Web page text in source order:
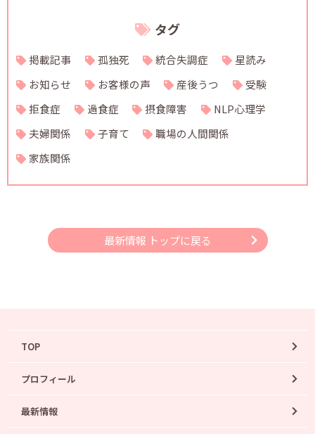
タグ
掲載記事 孤独死 統合失調症
星読み
お知らせ
お客様の声 産後うつ
受験
拒食症
過食症 摂食障害
NLP心理学
夫婦関係
子育て
職場の人間関係
家族関係
最新情報 トップに戻る
TOP
プロフィール
最新情報